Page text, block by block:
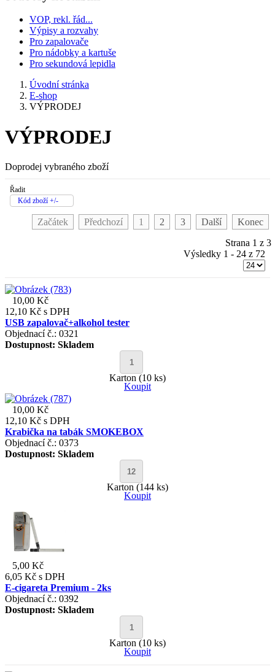
VOP, rekl. řád...
Výpisy a rozvahy
Pro zapalovače
Pro nádobky a kartuše
Pro sekundová lepidla
Úvodní stránka
E-shop
VÝPRODEJ
VÝPRODEJ
Doprodej vybraného zboží
Řadit
Kód zboží +/-
Začátek Předchozí 1 2 3 Další
Konec
Strana 1 z 3
Výsledky 1 - 24 z 72
10,00 Kč
12,10 Kč s DPH
USB zapalovač+alkohol tester
Objednací č.: 0321
Dostupnost: Skladem
Karton (10 ks)
Koupit
10,00 Kč
12,10 Kč s DPH
Krabička na tabák SMOKEBOX
Objednací č.: 0373
Dostupnost: Skladem
Karton (144 ks)
Koupit
5,00 Kč
6,05 Kč s DPH
E-cigareta Premium - 2ks
Objednací č.: 0392
Dostupnost: Skladem
Karton (10 ks)
Koupit